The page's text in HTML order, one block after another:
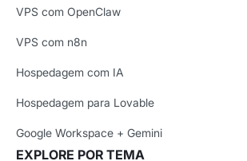
VPS com OpenClaw
VPS com n8n
Hospedagem com IA
Hospedagem para Lovable
Google Workspace + Gemini
EXPLORE POR TEMA